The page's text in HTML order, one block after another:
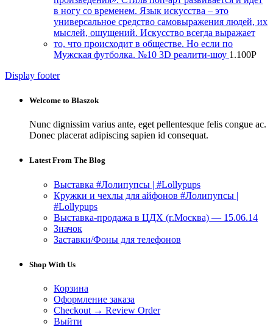
Мужская футболка. №10 3D реалити-шоу 1.100Р
Display footer
Welcome to Blaszok
Nunc dignissim varius ante, eget pellentesque felis congue ac.
Donec placerat adipiscing sapien id consequat.
Latest From The Blog
Выставка #Лолипупсы | #Lollypups
Кружки и чехлы для айфонов #Лолипупсы |
#Lollypups
Выставка-продажа в ЦДХ (г.Москва) — 15.06.14
Значок
Заставки/Фоны для телефонов
Shop With Us
Корзина
Оформление заказа
Checkout → Review Order
Выйти